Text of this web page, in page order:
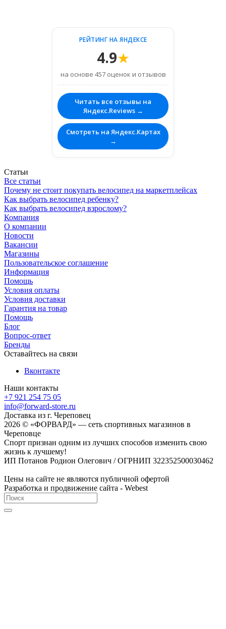
РЕЙТИНГ НА ЯНДЕКСЕ
4.9★
на основе 457 оценок и отзывов
Читать все отзывы на
Яндекс.Reviews →
Смотреть на Яндекс.Картах
→
Статьи
Все статьи
Почему не стоит покупать велосипед на маркетплейсах
Как выбрать велосипед ребенку?
Как выбрать велосипед взрослому?
Компания
О компании
Новости
Вакансии
Магазины
Пользовательское соглашение
Информация
Помощь
Условия оплаты
Условия доставки
Гарантия на товар
Помощь
Блог
Вопрос-ответ
Бренды
Оставайтесь на связи
Вконтакте
Наши контакты
+7 921 254 75 05
info@forward-store.ru
Доставка из г. Череповец
2026 © «ФОРВАРД» — сеть спортивных магазинов в
Череповце
Спорт признан одним из лучших способов изменить свою
жизнь к лучшему!
ИП Потанов Родион Олегович / ОГРНИП 322352500030462
Цены на сайте не являются публичной офертой
Разработка и продвижение сайта - Webest